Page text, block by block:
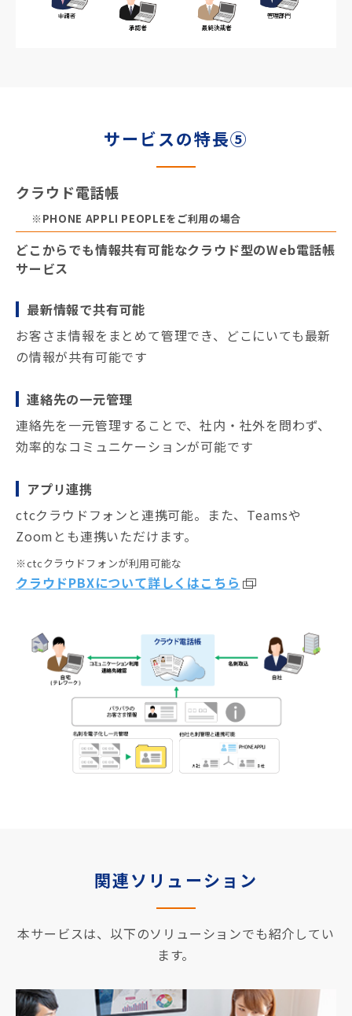
サービスの特長⑤
クラウド電話帳
※PHONE APPLI PEOPLEをご利用の場合
どこからでも情報共有可能なクラウド型のWeb電話帳
サービス
最新情報で共有可能
お客さま情報をまとめて管理でき、どこにいても最新
の情報が共有可能です
連絡先の一元管理
連絡先を一元管理することで、社内・社外を問わず、
効率的なコミュニケーションが可能です
アプリ連携
ctcクラウドフォンと連携可能。また、Teamsや
Zoomとも連携いただけます。
※ctcクラウドフォンが利用可能な
クラウドPBXについて詳しくはこちら
関連ソリューション
本サービスは、以下のソリューションでも紹介してい
ます。